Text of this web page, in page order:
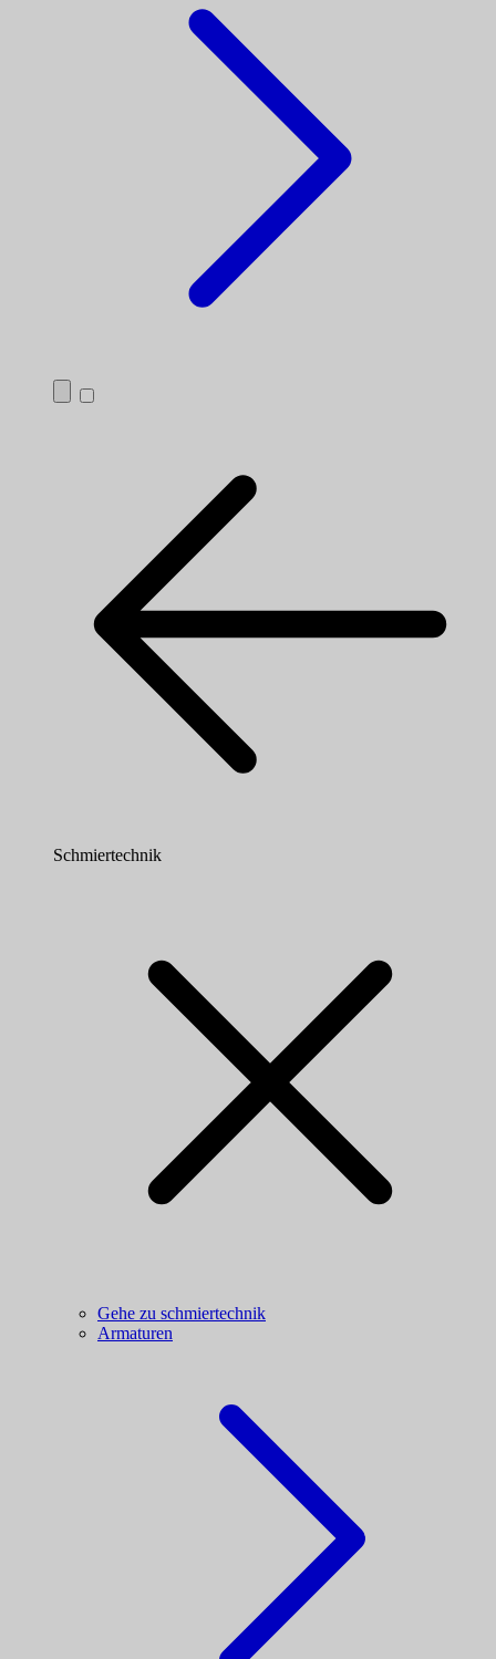
Schmiertechnik
Gehe zu schmiertechnik
Armaturen